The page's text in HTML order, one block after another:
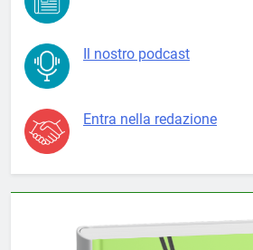
Il nostro podcast
Entra nella redazione